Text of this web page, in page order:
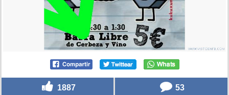
1887 53